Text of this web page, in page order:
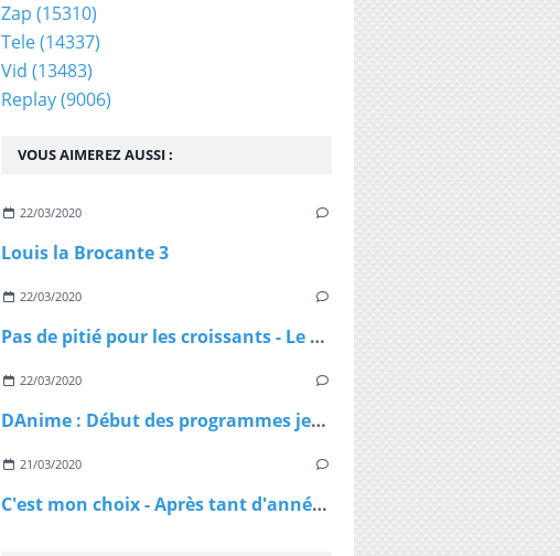
VOUS AIMEREZ AUSSI :
22/03/2020
Louis la Brocante 3
22/03/2020
Pas de pitié pour les croissants - Le croissant pirate
22/03/2020
DAnime : Début des programmes jeunesse jusqu'en 1974
21/03/2020
C'est mon choix - Après tant d'années de mariage, vais-je réussir à te séduire à nouveau ?
Zap (15310)
Tele(14337)
Vid (13483)
Replay(9006)